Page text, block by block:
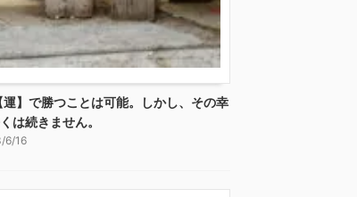
運】で勝つことは可能。しかし、その幸
は続きません。
6/16